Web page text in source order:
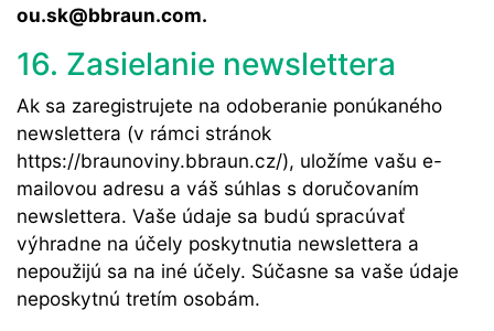
ou.sk@bbraun.com.
16. Zasielanie newslettera
Ak sa zaregistrujete na odoberanie ponúkaného
newslettera (v rámci stránok
https://braunoviny.bbraun.cz/), uložíme vašu e-
mailovou adresu a váš súhlas s doručovaním
newslettera. Vaše údaje sa budú spracúvať
výhradne na účely poskytnutia newslettera a
nepoužijú sa na iné účely. Súčasne sa vaše údaje
neposkytnú tretím osobám.